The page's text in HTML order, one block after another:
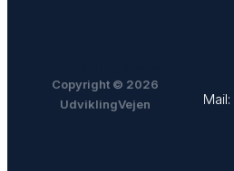
Copyright © 2026
UdviklingVejen
Mail: